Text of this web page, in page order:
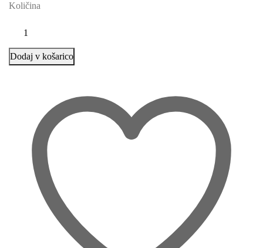
Količina
Dodaj v košarico